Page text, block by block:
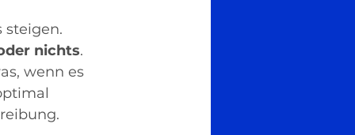
steigen.
nichts.
wenn es